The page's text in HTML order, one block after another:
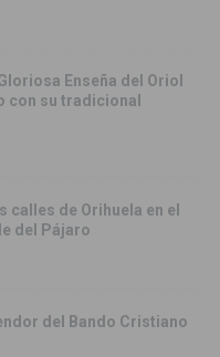
Enseña del Oriol
con su tradicional
calles de Orihuela en el
del Pájaro
del Bando Cristiano